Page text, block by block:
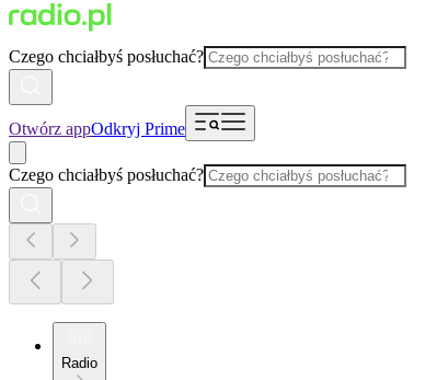
Czego chciałbyś posłuchać?
Otwórz appOdkryj Prime
Czego chciałbyś posłuchać?
Radio